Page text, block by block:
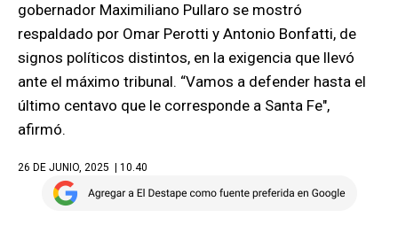
gobernador Maximiliano Pullaro se mostró
respaldado por Omar Perotti y Antonio Bonfatti, de
signos políticos distintos, en la exigencia que llevó
ante el máximo tribunal. “Vamos a defender hasta el
último centavo que le corresponde a Santa Fe",
afirmó.
26 DE JUNIO, 2025 | 10.40